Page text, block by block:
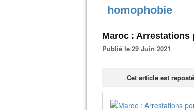
homophobie
Maroc : Arrestations
Publié le 29 Juin 2021
Cet article est